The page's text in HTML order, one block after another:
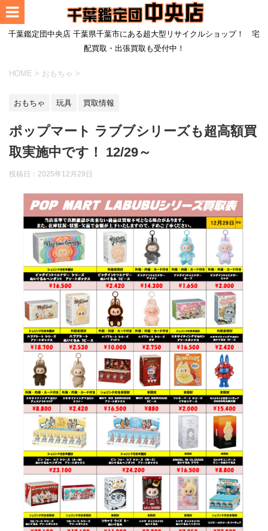
千葉鑑定団中央店 千葉県千葉市にある超大型リサイクルショップ！ 宅
配買取・出張買取も受付中！
HOME > おもちゃ >
おもちゃ 玩具 買取情報
ポップマート ラブブシリーズも超高額買
取実施中です！ 12/29～
投稿日： 2025年12月29日